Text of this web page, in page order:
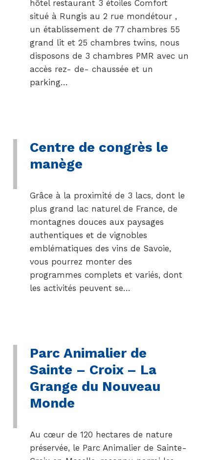
hôtel restaurant 3 étoiles Comfort
situé à Rungis au 2 rue mondétour ,
un établissement de 77 chambres 55
grand lit et 25 chambres twins, nous
disposons de 3 chambres PMR avec un
accès rez- de- chaussée et un
parking…
Centre de congrès le
manège
Grâce à la proximité de 3 lacs, dont le
plus grand lac naturel de France, de
montagnes douces aux paysages
authentiques et de vignobles
emblématiques des vins de Savoie,
vous pourrez monter des
programmes complets et variés, dont
les activités peuvent se…
Parc Animalier de
Sainte – Croix – La
Grange du Nouveau
Monde
Au cœur de 120 hectares de nature
préservée, le Parc Animalier de Sainte-